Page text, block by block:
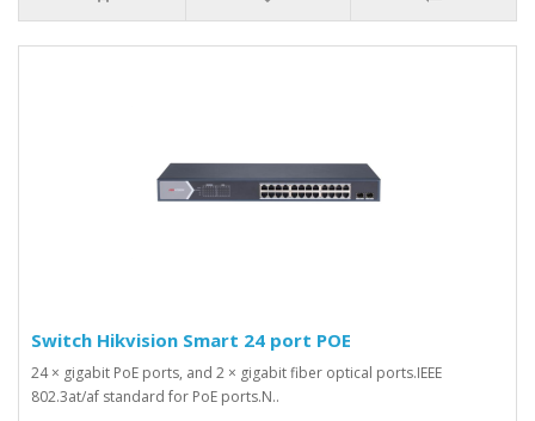
Switch Hikvision Smart 24 port POE
24 × gigabit PoE ports, and 2 × gigabit fiber optical ports.IEEE
802.3at/af standard for PoE ports.N..